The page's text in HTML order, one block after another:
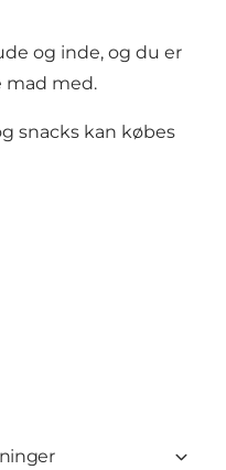
og inde, og du er
mad med.
snacks kan købes